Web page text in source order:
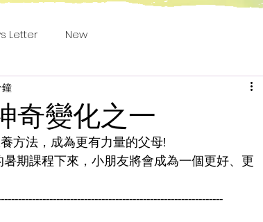
Letter New
奇變化之一
鐘
方法，成為更有力量的父母!
期課程下來，小朋友將會成為一個更好、更